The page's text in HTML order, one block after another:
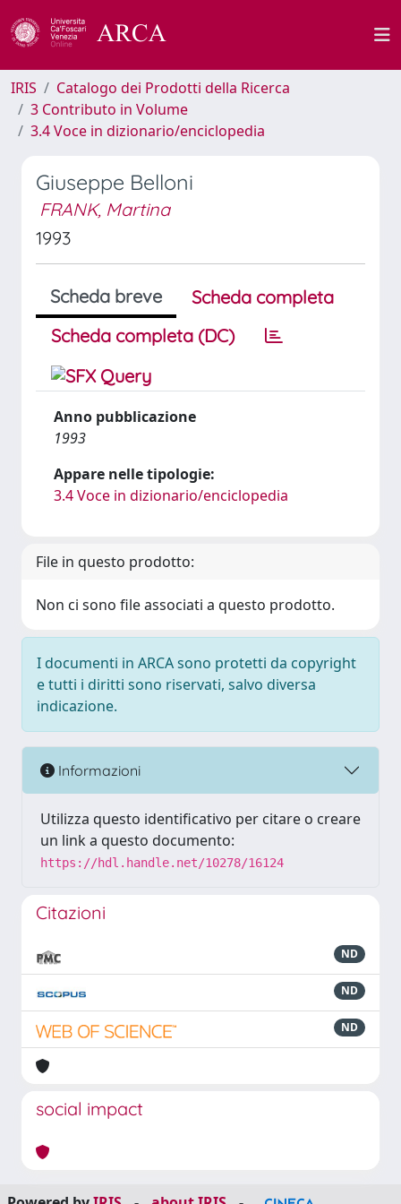
IRIS
Catalogo dei Prodotti della Ricerca
3 Contributo in Volume
3.4 Voce in dizionario/enciclopedia
Giuseppe Belloni
FRANK, Martina
1993
Scheda breve
Scheda completa
Scheda completa (DC)
Anno pubblicazione
1993
Appare nelle tipologie:
3.4 Voce in dizionario/enciclopedia
File in questo prodotto:
Non ci sono file associati a questo prodotto.
I documenti in ARCA sono protetti da copyright
e tutti i diritti sono riservati, salvo diversa
indicazione.
Informazioni
Utilizza questo identificativo per citare o creare
un link a questo documento:
https://hdl.handle.net/10278/16124
Citazioni
ND
ND
ND
social impact